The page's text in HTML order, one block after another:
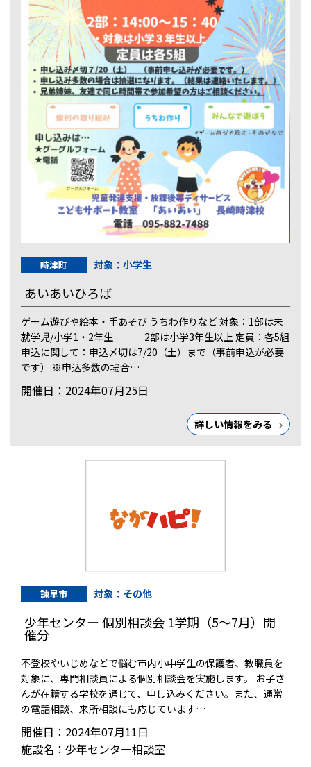
時津町 対象：小学生
あいあいひろば
ゲーム遊びや絵本・手あそび うちわ作りなど 対象：1部は未
就学児/小学1・2年生 2部は小学3年生以上 定員：各5組
申込に関して：申込〆切は7/20（土）まで（事前申込が必要
です） ※申込多数の場合…
開催日：2024年07月25日
詳しい情報をみる
諫早市 対象：その他
少年センター 個別相談会 1学期（5～7月）開
催分
不登校やいじめなどで悩む市内小中学生の保護者、教職員を
対象に、専門相談員による個別相談会を実施します。 お子さ
んが在籍する学校を通じて、申し込みください。また、通常
の電話相談、来所相談にも応じています…
開催日：2024年07月11日
施設名：少年センター相談室